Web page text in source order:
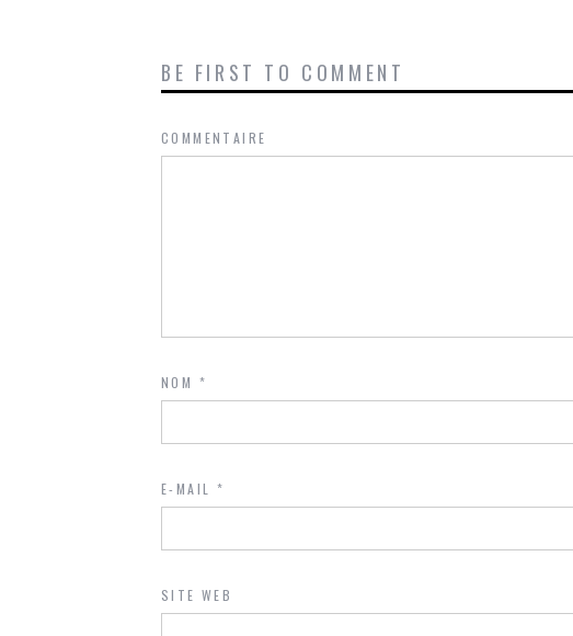
BE FIRST TO COMMENT
COMMENTAIRE
NOM *
E-MAIL *
SITE WEB